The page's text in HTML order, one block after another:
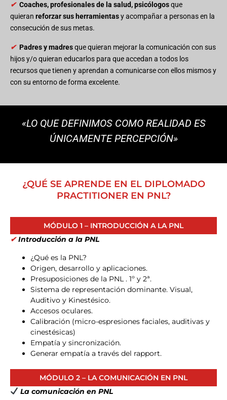
✔ Coaches, profesionales de la salud, psicólogosque
quieran reforzar sus herramientasy acompañar a personas en la
consecución de sus metas.
✔ Padres y madresque quieran mejorar la comunicación con sus
hijos y/o quieran educarlos para que accedan a todos los
recursos que tienen y aprendan a comunicarse con ellos mismos y
con su entorno de forma excelente.
«LO QUE DEFINIMOS COMO REALIDAD ES
ÚNICAMENTE PERCEPCIÓN»
¿QUÉ SE APRENDE EN EL DIPLOMADO
PRACTITIONER EN PNL?
MÓDULO 1 – INTRODUCCIÓN A LA PNL
✔Introducción a la PNL
¿Qué es la PNL?
Origen, desarrollo y aplicaciones.
Presuposiciones de la PNL . 1º y 2ª.
Sistema de representación dominante. Visual,
Auditivo y Kinestésico.
Accesos oculares.
Calibración (micro-espresiones faciales, auditivas y
cinestésicas)
Empatía y sincronización.
Generar empatía a través del rapport.
MÓDULO 2 – LA COMUNICACIÓN EN PNL
La comunicación en PNL